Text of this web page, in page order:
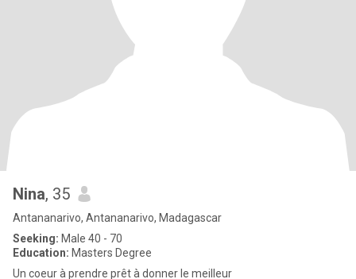
Nina, 35
Antananarivo, Antananarivo, Madagascar
Seeking: Male 40 - 70
Education: Masters Degree
Un coeur à prendre prêt à donner le meilleur